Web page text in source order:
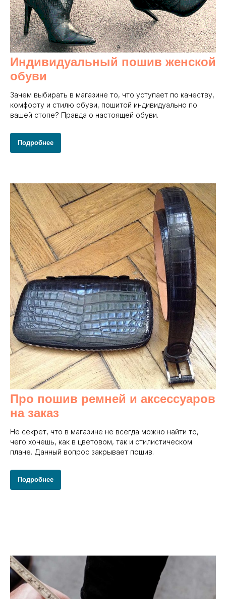
Индивидуальный пошив женской
обуви
Зачем выбирать в магазине то, что уступает по качеству,
комфорту и стилю обуви, пошитой индивидуально по
вашей стопе? Правда о настоящей обуви.
Подробнее
Про пошив ремней и аксессуаров
на заказ
Не секрет, что в магазине не всегда можно найти то,
чего хочешь, как в цветовом, так и стилистическом
плане. Данный вопрос закрывает пошив.
Подробнее